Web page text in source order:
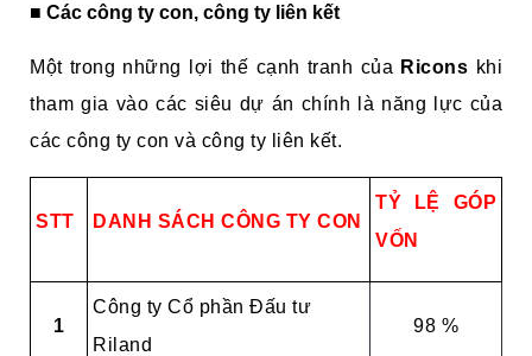
■ Các công ty con, công ty liên kết
Một trong những lợi thế cạnh tranh của Ricons khi
tham gia vào các siêu dự án chính là năng lực của
các công ty con và công ty liên kết.
STT DANH SÁCH CÔNG TY CON
TỶ LỆ GÓP
VỐN
1
Công ty Cổ phần Đấu tư
Riland
98 %